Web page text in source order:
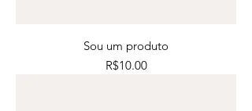
Sou um produto
Price
R$10.00